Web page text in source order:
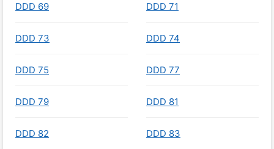
DDD 69 DDD 71
DDD 73 DDD 74
DDD 75 DDD 77
DDD 79 DDD 81
DDD 82 DDD 83